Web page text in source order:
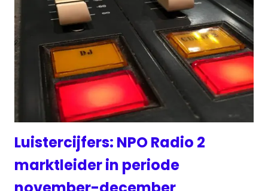
Luistercijfers: NPO Radio 2
marktleider in periode